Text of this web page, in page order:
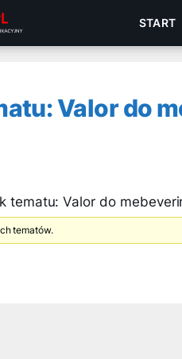
START
Valor do
tematu: Valor do
tematów.